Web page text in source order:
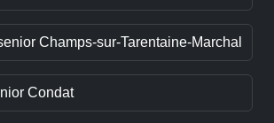
Champs-sur-Tarentaine-Marchal
Condat